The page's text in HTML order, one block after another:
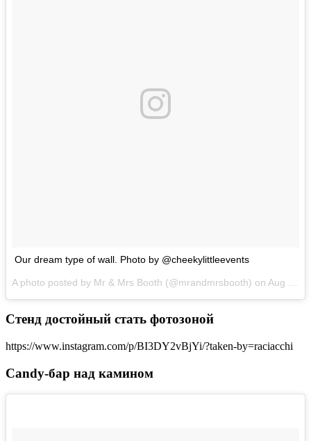
Our dream type of wall. Photo by @cheekylittleevents
A photo posted by Mr & Mrs Booth (@mrandmrsbooth) on Aug 11, 2016 at 3:09pm PDT
Стенд достойный стать фотозоной
https://www.instagram.com/p/BI3DY2vBjYi/?taken-by=raciacchi
Candy-бар над камином